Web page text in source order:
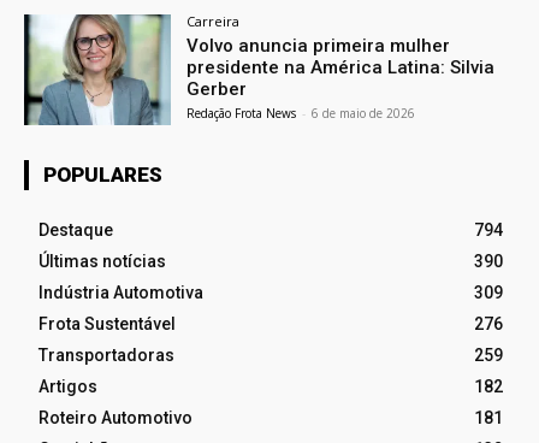
Carreira
Volvo anuncia primeira mulher
presidente na América Latina: Silvia
Gerber
Redação Frota News - 6 de maio de 2026
POPULARES
Destaque
794
Últimas notícias
390
Indústria Automotiva
309
Frota Sustentável
276
Transportadoras
259
Artigos
182
Roteiro Automotivo
181